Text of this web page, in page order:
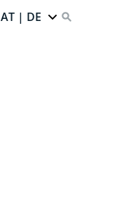
AT | DE